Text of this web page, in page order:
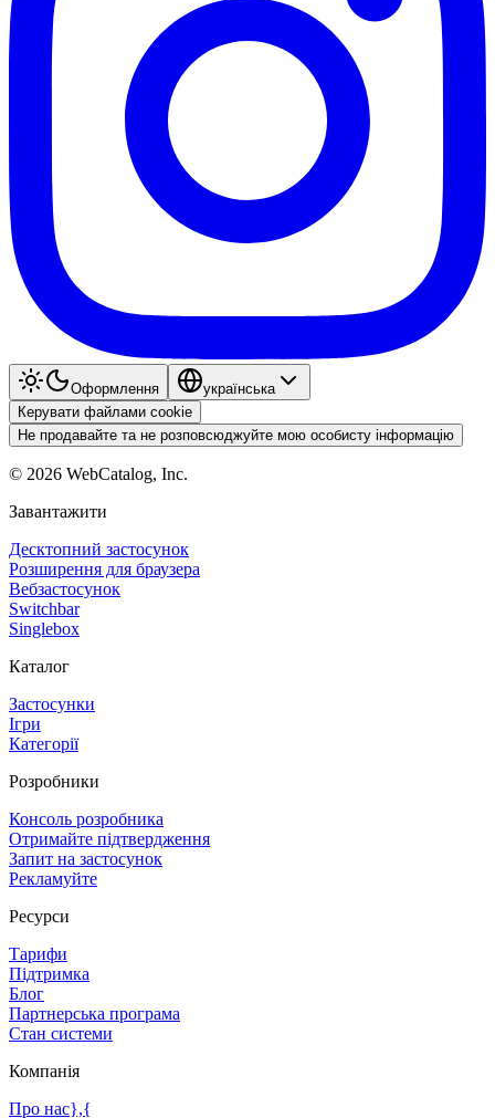
Оформлення
українська
Керувати файлами cookie
Не продавайте та не розповсюджуйте мою особисту інформацію
© 2026 WebCatalog, Inc.
Завантажити
Десктопний застосунок
Розширення для браузера
Вебзастосунок
Switchbar
Singlebox
Каталог
Застосунки
Ігри
Категорії
Розробники
Консоль розробника
Отримайте підтвердження
Запит на застосунок
Рекламуйте
Ресурси
Тарифи
Підтримка
Блог
Партнерська програма
Стан системи
Компанія
Про нас},{